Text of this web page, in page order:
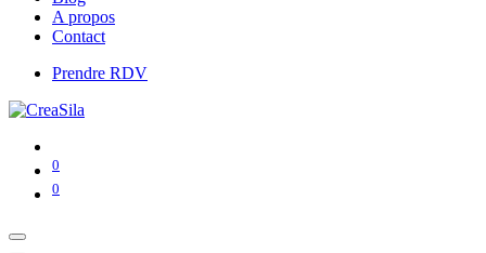
A propos
Contact
Prendre RDV
0
0